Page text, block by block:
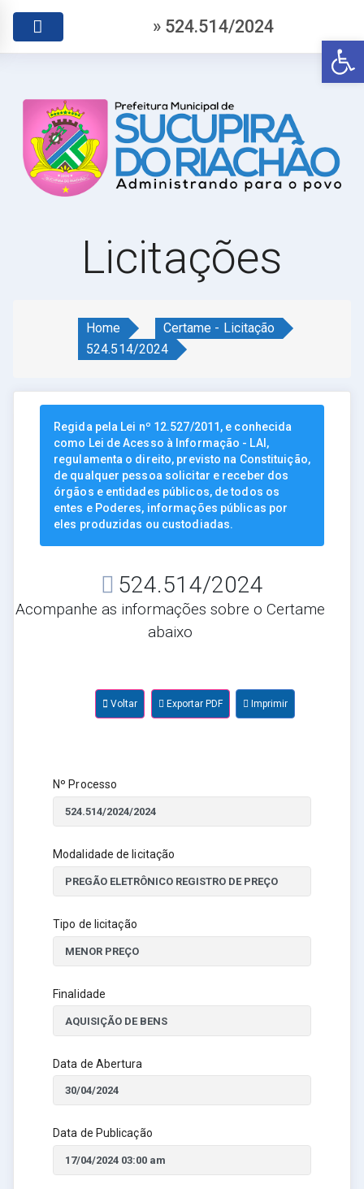
» 524.514/2024
Licitações
Home
Certame - Licitação
524.514/2024
Regida pela Lei nº 12.527/2011, e conhecida
como Lei de Acesso à Informação - LAI,
regulamenta o direito, previsto na Constituição,
de qualquer pessoa solicitar e receber dos
órgãos e entidades públicos, de todos os
entes e Poderes, informações públicas por
eles produzidas ou custodiadas.
524.514/2024
Acompanhe as informações sobre o Certame
abaixo
Voltar Exportar PDF Imprimir
Nº Processo
Modalidade de licitação
Tipo de licitação
Finalidade
Data de Abertura
Data de Publicação